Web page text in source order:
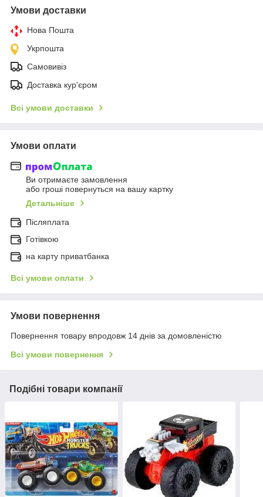
Умови доставки
Нова Пошта
Укрпошта
Самовивіз
Доставка кур'єром
Всі умови доставки
Умови оплати
Ви отримаєте замовлення
або гроші повернуться на вашу картку
Детальніше
Післяплата
Готівкою
на карту приватбанка
Всі умови оплати
Умови повернення
Повернення товару впродовж 14 днів за домовленістю
Всі умови повернення
Подібні товари компанії